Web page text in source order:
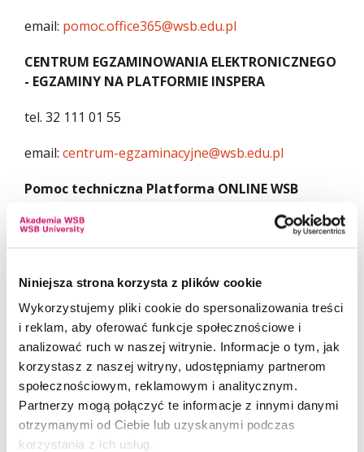
Niniejsza strona korzysta z plików cookie
Wykorzystujemy pliki cookie do spersonalizowania treści
i reklam, aby oferować funkcje społecznościowe i
analizować ruch w naszej witrynie. Informacje o tym, jak
korzystasz z naszej witryny, udostępniamy partnerom
społecznościowym, reklamowym i analitycznym.
Partnerzy mogą połączyć te informacje z innymi danymi
otrzymanymi od Ciebie lub uzyskanymi podczas
korzystania z ich usług.
email: pomoc.office365@wsb.edu.pl
CENTRUM EGZAMINOWANIA ELEKTRONICZNEGO
- EGZAMINY NA PLATFORMIE INSPERA
tel. 32 111 01 55
email: centrum-egzaminacyjne@wsb.edu.pl
Pomoc techniczna Platforma ONLINE WSB
Harmonogram pomocy technicznej jest
aktualizowany na bieżąco na platformie Moodle.
Iwona Choncia
tel. 887 755 440
Wiktor Grzejdziak
tel. 887 755 440
Maciej Dowgiel